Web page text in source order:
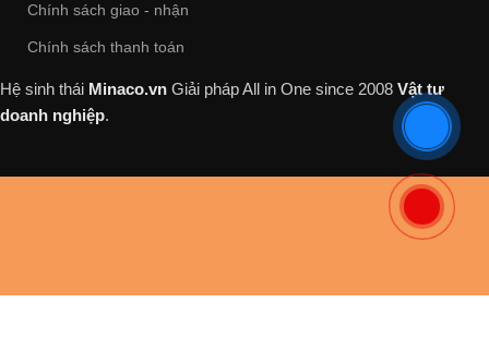
Chính sách giao - nhận
Chính sách thanh toán
Hệ sinh thái Minaco.vn Giải pháp All in One since 2008 Vật tư
doanh nghiệp.